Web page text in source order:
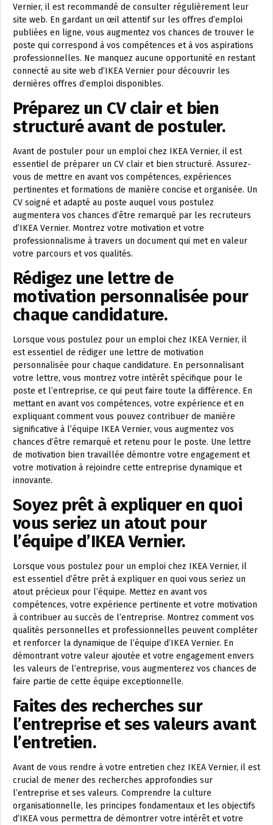
Vernier, il est recommandé de consulter régulièrement leur
site web. En gardant un œil attentif sur les offres d’emploi
publiées en ligne, vous augmentez vos chances de trouver le
poste qui correspond à vos compétences et à vos aspirations
professionnelles. Ne manquez aucune opportunité en restant
connecté au site web d’IKEA Vernier pour découvrir les
dernières offres d’emploi disponibles.
Préparez un CV clair et bien
structuré avant de postuler.
Avant de postuler pour un emploi chez IKEA Vernier, il est
essentiel de préparer un CV clair et bien structuré. Assurez-
vous de mettre en avant vos compétences, expériences
pertinentes et formations de manière concise et organisée. Un
CV soigné et adapté au poste auquel vous postulez
augmentera vos chances d’être remarqué par les recruteurs
d’IKEA Vernier. Montrez votre motivation et votre
professionnalisme à travers un document qui met en valeur
votre parcours et vos qualités.
Rédigez une lettre de
motivation personnalisée pour
chaque candidature.
Lorsque vous postulez pour un emploi chez IKEA Vernier, il
est essentiel de rédiger une lettre de motivation
personnalisée pour chaque candidature. En personnalisant
votre lettre, vous montrez votre intérêt spécifique pour le
poste et l’entreprise, ce qui peut faire toute la différence. En
mettant en avant vos compétences, votre expérience et en
expliquant comment vous pouvez contribuer de manière
significative à l’équipe IKEA Vernier, vous augmentez vos
chances d’être remarqué et retenu pour le poste. Une lettre
de motivation bien travaillée démontre votre engagement et
votre motivation à rejoindre cette entreprise dynamique et
innovante.
Soyez prêt à expliquer en quoi
vous seriez un atout pour
l’équipe d’IKEA Vernier.
Lorsque vous postulez pour un emploi chez IKEA Vernier, il
est essentiel d’être prêt à expliquer en quoi vous seriez un
atout précieux pour l’équipe. Mettez en avant vos
compétences, votre expérience pertinente et votre motivation
à contribuer au succès de l’entreprise. Montrez comment vos
qualités personnelles et professionnelles peuvent compléter
et renforcer la dynamique de l’équipe d’IKEA Vernier. En
démontrant votre valeur ajoutée et votre engagement envers
les valeurs de l’entreprise, vous augmenterez vos chances de
faire partie de cette équipe exceptionnelle.
Faites des recherches sur
l’entreprise et ses valeurs avant
l’entretien.
Avant de vous rendre à votre entretien chez IKEA Vernier, il est
crucial de mener des recherches approfondies sur
l’entreprise et ses valeurs. Comprendre la culture
organisationnelle, les principes fondamentaux et les objectifs
d’IKEA vous permettra de démontrer votre intérêt et votre